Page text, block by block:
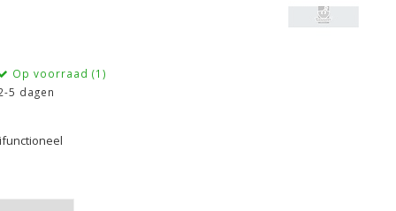
Op voorraad (1)
5 dagen